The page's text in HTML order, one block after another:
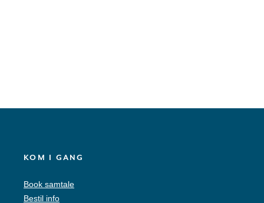
KOM I GANG
Book samtale
Bestil info